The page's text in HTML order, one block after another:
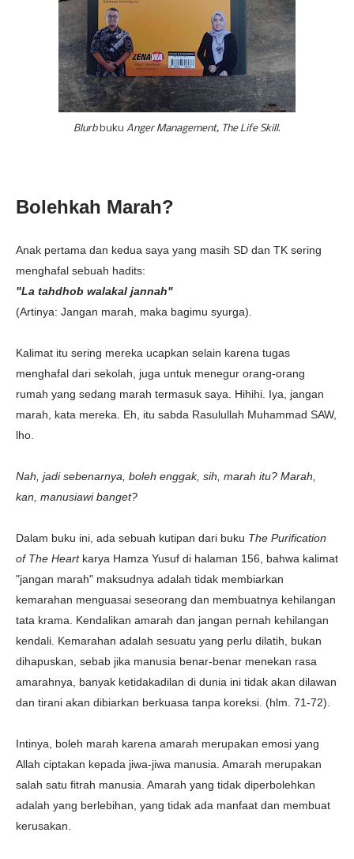
Blurb buku Anger Management, The Life Skill.
Bolehkah Marah?
Anak pertama dan kedua saya yang masih SD dan TK sering
menghafal sebuah hadits:
"La tahdhob walakal jannah"
(Artinya: Jangan marah, maka bagimu syurga).
Kalimat itu sering mereka ucapkan selain karena tugas
menghafal dari sekolah, juga untuk menegur orang-orang
rumah yang sedang marah termasuk saya. Hihihi. Iya, jangan
marah, kata mereka. Eh, itu sabda Rasulullah Muhammad SAW,
lho.
Nah, jadi sebenarnya, boleh enggak, sih, marah itu? Marah,
kan, manusiawi banget?
Dalam buku ini, ada sebuah kutipan dari buku The Purification
of The Heartkarya Hamza Yusuf di halaman 156, bahwa kalimat
"jangan marah" maksudnya adalah tidak membiarkan
kemarahan menguasai seseorang dan membuatnya kehilangan
tata krama. Kendalikan amarah dan jangan pernah kehilangan
kendali. Kemarahan adalah sesuatu yang perlu dilatih, bukan
dihapuskan, sebab jika manusia benar-benar menekan rasa
amarahnya, banyak ketidakadilan di dunia ini tidak akan dilawan
dan tirani akan dibiarkan berkuasa tanpa koreksi. (hlm. 71-72).
Intinya, boleh marah karena amarah merupakan emosi yang
Allah ciptakan kepada jiwa-jiwa manusia. Amarah merupakan
salah satu fitrah manusia. Amarah yang tidak diperbolehkan
adalah yang berlebihan, yang tidak ada manfaat dan membuat
kerusakan.